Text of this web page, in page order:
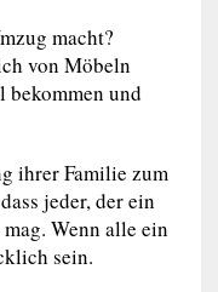
macht?
von Möbeln
und
ihrer Familie zum
jeder, der ein
Wenn alle ein
sein.